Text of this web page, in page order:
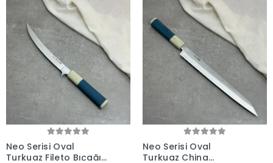
Neo Serisi Oval
Turkuaz Fileto Bıçağı
Neo Serisi Oval
Turkuaz China